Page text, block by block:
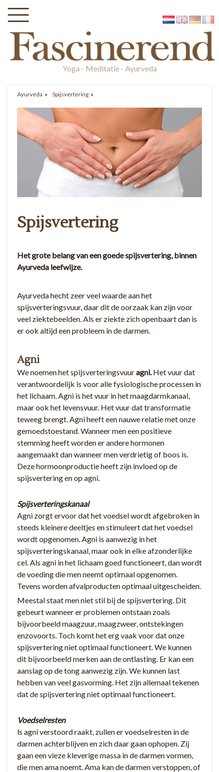
Yoga - Meditatie - Ayurveda
Ayurveda Spijsvertering
Spijsvertering
Het grote belang van een goede spijsvertering, binnen
Ayurveda leefwijze.
Ayurveda hecht zeer veel waarde aan het
spijsverteringsvuur, daar dit de oorzaak kan zijn voor
veel ziektebeelden. Als er ziekte zich openbaart dan is
er ook altijd een probleem in de darmen.
Agni
We noemen het spijsverteringsvuuragni.Het vuur dat
verantwoordelijk is voor alle fysiologische processen in
het lichaam. Agni is het vuur in het maagdarmkanaal,
maar ook het levensvuur. Het vuur dat transformatie
teweeg brengt. Agni heeft een nauwe relatie met onze
gemoedstoestand. Wanneer men een positieve
stemming heeft worden er andere hormonen
aangemaakt dan wanneer men verdrietig of boos is.
Deze hormoonproductie heeft zijn invloed op de
spijsvertering en op agni.
Spijsverteringskanaal
Agni zorgt ervoor dat het voedsel wordt afgebroken in
steeds kleinere deeltjes en stimuleert dat het voedsel
wordt opgenomen. Agni is aanwezig in het
spijsverteringskanaal, maar ook in elke afzonderlijke
cel. Als agni in het lichaam goed functioneert, dan wordt
de voeding die men neemt optimaal opgenomen.
Tevens worden afvalproducten optimaal uitgescheiden.
Meestal staat men niet stil bij de spijsvertering. Dit
gebeurt wanneer er problemen ontstaan zoals
bijvoorbeeld maagzuur, maagzweer, ontstekingen
enzovoorts. Toch komt het erg vaak voor dat onze
spijsvertering niet optimaal functioneert. We kunnen
dit bijvoorbeeld merken aan de ontlasting. Er kan een
aanslag op de tong aanwezig zijn. We kunnen last
hebben van veel gasvorming. Het zijn allemaal tekenen
dat de spijsvertering niet optimaal functioneert.
Voedselresten
ls agni verstoord raakt, zullen er voedselresten in de
darmen achterblijven en zich daar gaan ophopen. Zij
gaan een vieze kleverige massa in de darmen vormen,
die men ama noemt. Ama kan de darmen verstoppen, of